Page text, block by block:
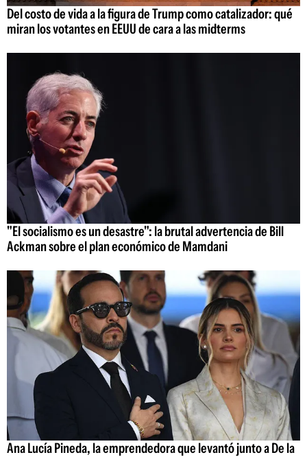
Del costo de vida a la figura de Trump como catalizador: qué
miran los votantes en EEUU de cara a las midterms
"El socialismo es un desastre": la brutal advertencia de Bill
Ackman sobre el plan económico de Mamdani
Ana Lucía Pineda, la emprendedora que levantó junto a De la